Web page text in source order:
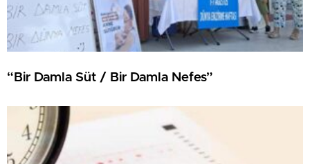
“Bir Damla Süt / Bir Damla Nefes”